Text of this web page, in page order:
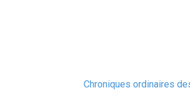
Chroniques ordinaires